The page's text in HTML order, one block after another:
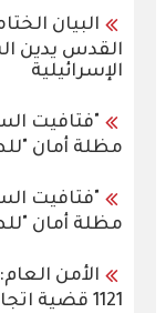
البيان
القدس يدين
الإسرائيلية
"فتافيت
مظلة أمان
"فتافيت
مظلة أمان
الأمن
1121 قضية اتجار وتهريب وحيازة